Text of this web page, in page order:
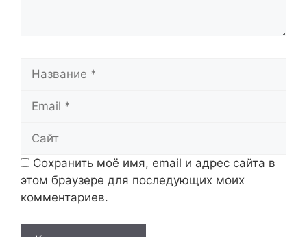
Название
Email
Сайт
Сохранить моё имя, email и адрес сайта в
этом браузере для последующих моих
комментариев.